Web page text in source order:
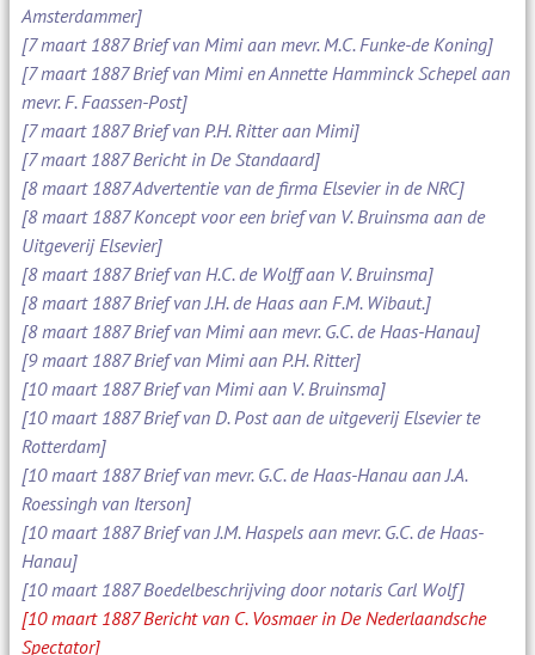
Amsterdammer]
[7 maart 1887 Brief van Mimi aan mevr. M.C. Funke-de Koning]
[7 maart 1887 Brief van Mimi en Annette Hamminck Schepel aan
mevr. F. Faassen-Post]
[7 maart 1887 Brief van P.H. Ritter aan Mimi]
[7 maart 1887 Bericht in De Standaard]
[8 maart 1887 Advertentie van de firma Elsevier in de NRC]
[8 maart 1887 Koncept voor een brief van V. Bruinsma aan de
Uitgeverij Elsevier]
[8 maart 1887 Brief van H.C. de Wolff aan V. Bruinsma]
[8 maart 1887 Brief van J.H. de Haas aan F.M. Wibaut.]
[8 maart 1887 Brief van Mimi aan mevr. G.C. de Haas-Hanau]
[9 maart 1887 Brief van Mimi aan P.H. Ritter]
[10 maart 1887 Brief van Mimi aan V. Bruinsma]
[10 maart 1887 Brief van D. Post aan de uitgeverij Elsevier te
Rotterdam]
[10 maart 1887 Brief van mevr. G.C. de Haas-Hanau aan J.A.
Roessingh van Iterson]
[10 maart 1887 Brief van J.M. Haspels aan mevr. G.C. de Haas-
Hanau]
[10 maart 1887 Boedelbeschrijving door notaris Carl Wolf]
[10 maart 1887 Bericht van C. Vosmaer in De Nederlaandsche
Spectator]